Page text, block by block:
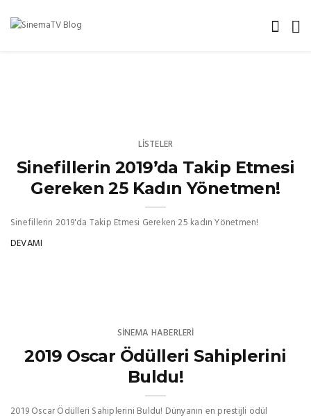
LISTELER
Sinefillerin 2019’da Takip Etmesi
Gereken 25 Kadın Yönetmen!
Sinefillerin 2019'da Takip Etmesi Gereken 25 kadın Yönetmen!
DEVAMI
SINEMA HABERLERI
2019 Oscar Ödülleri Sahiplerini
Buldu!
2019 Oscar Ödülleri Sahiplerini Buldu! Dünyanın en prestijli ödül